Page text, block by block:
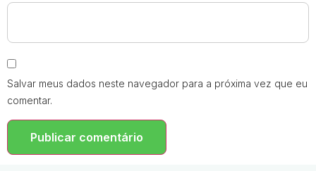
Salvar meus dados neste navegador para a próxima vez que eu
comentar.